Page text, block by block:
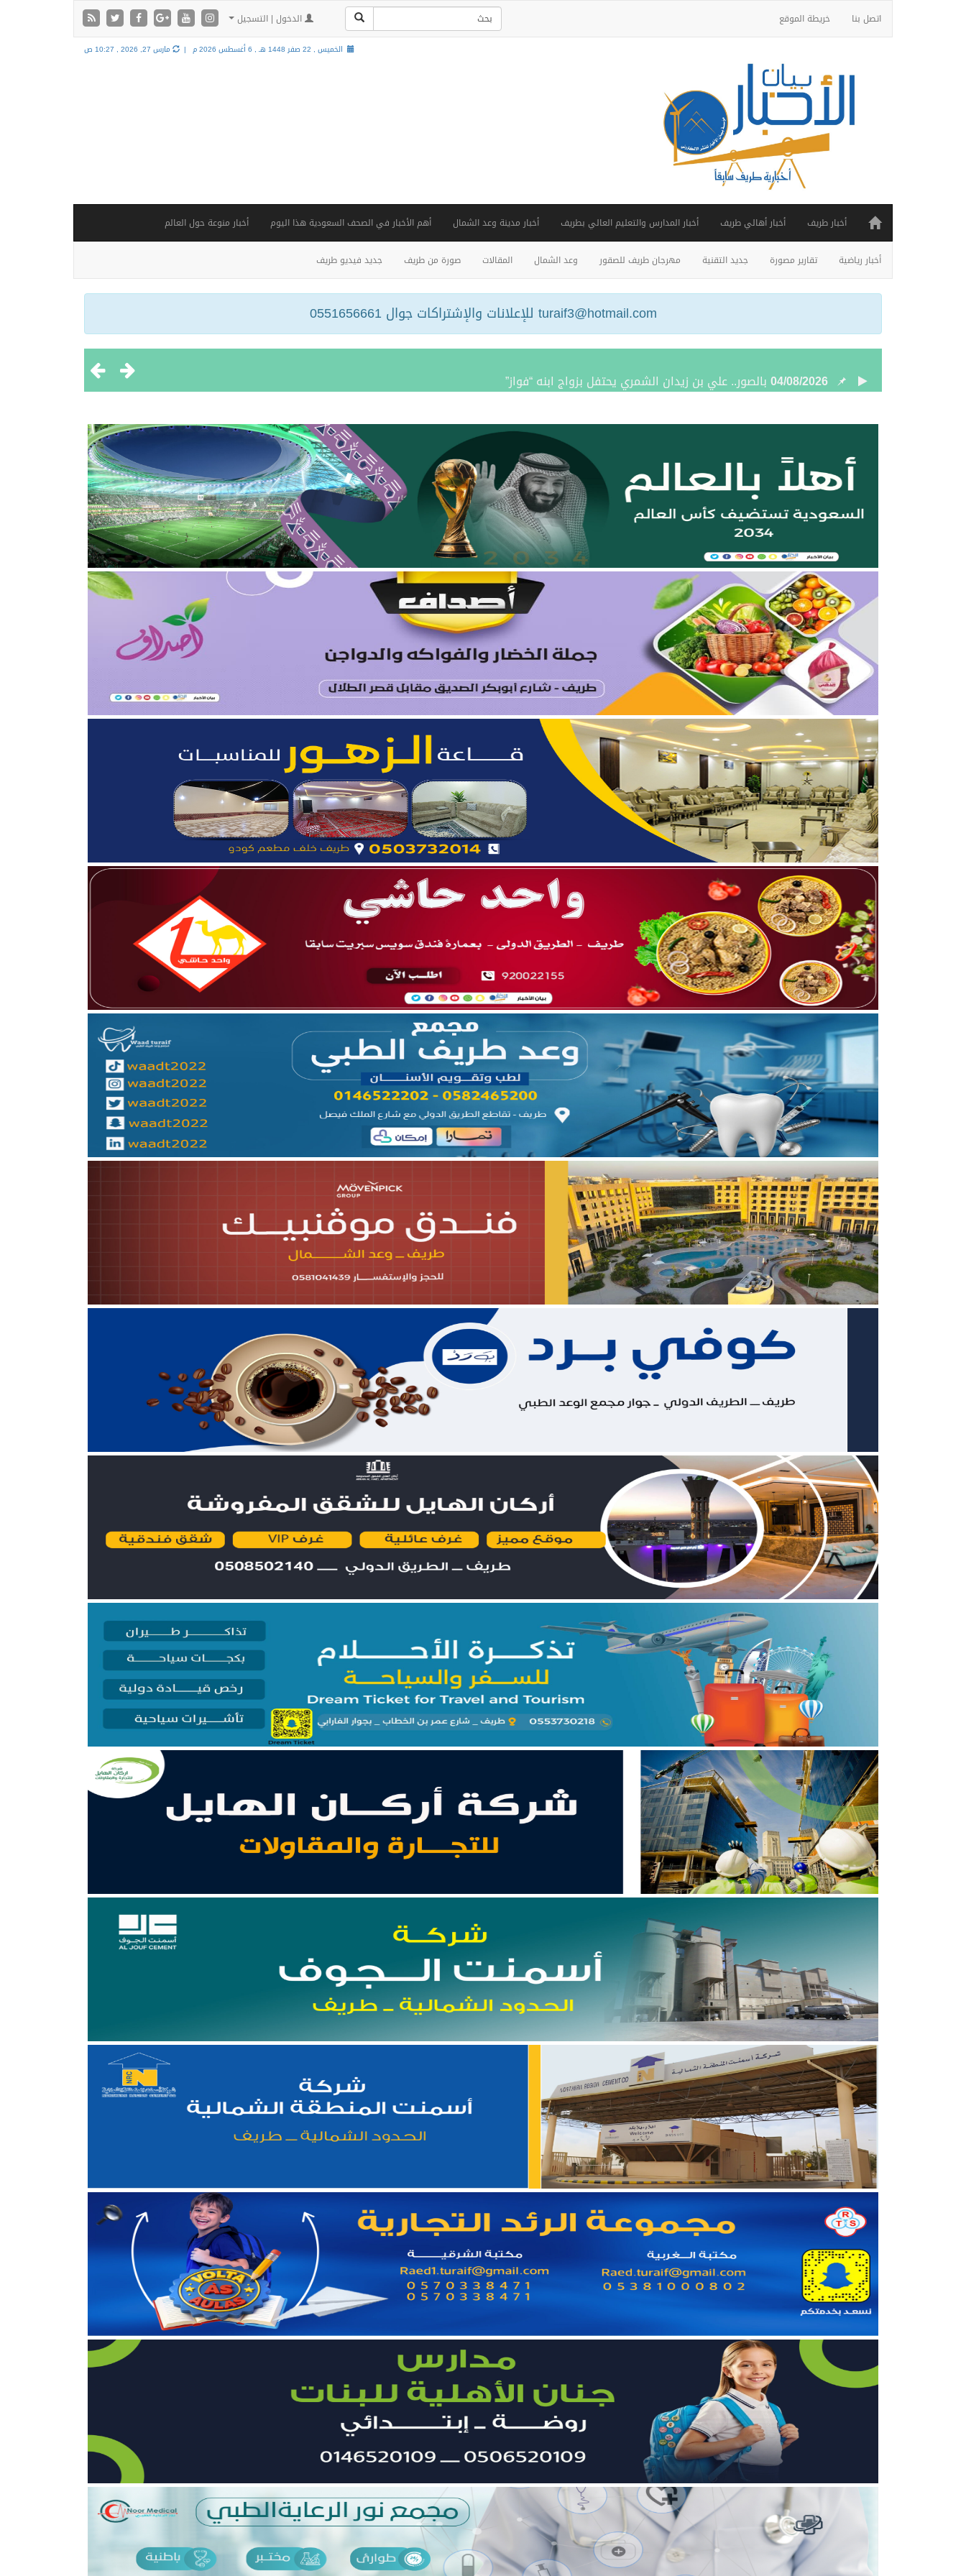
اتصل بنا خريطة الموقع الدخول | التسجيل
الخميس , 22 صفر 1448 هـ , 6 أغسطس 2026 م | مارس 27, 2026 , 10:27 ص
أخبار طريف أخبار أهالي طريف أخبار المدارس والتعليم العالي بطريف أخبار مدينة وعد الشمال أهم الأخبار في الصحف السعودية هذا اليوم أخبار منوعة حول العالم
أخبار رياضية تقارير مصورة جديد التقنية مهرجان طريف للصقور وعد الشمال المقالات صورة من طريف جديد فيديو طريف
turaif3@hotmail.com للإعلانات والإشتراكات جوال 0551656661
04/08/2026
تعيين الأستاذ ياسر بن حامد بن مدوح الحازمي عضوًا في مجلس منطقة الحدود الشمالية
أمر سامٍ بتعيين حميد بن مران الرويلي عضوًا في مجلس منطقة الحدود الشمالية
04/08/2026نائب أمير الحدود الشمالية يطّلع على تقرير فرع صندوق تنمية الموارد البشرية بالمنطقة لعام 2025
04/08/2026
برعاية أمير الحدود الشمالية.. نائب أمير المنطقة يدشّن فعاليات “صيفنا شمالي 2026”
03/08/2026جمعية مجيد لتحفيظ القرآن بطريف تعلن إحصائية الأسبوع الرابع من الدورة الصيفية “ربيع القلوب”
05/08/2026بالفيديو والصور .. نادي أيتام طريف ينظم برنامجًا قيميًا عن التعاون والعمل الجماعي
05/08/2026نائب أمير الحدود الشمالية يستقبل مدير فرع وزارة الرياضة وأعضاء نادي المساعدية بمناسبة تحقيق بطولتين إقليميتين
05/08/2026جمعية “ثروة” وغرفة الحدود الشمالية توقعان اتفاقية تعاون لتعزيز الاستثمار وتنمية قطاع الثروة الحيوانية